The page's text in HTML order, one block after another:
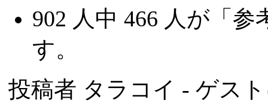
902 人中 466 人が「参
す。
投稿者 タラコイ - ゲス